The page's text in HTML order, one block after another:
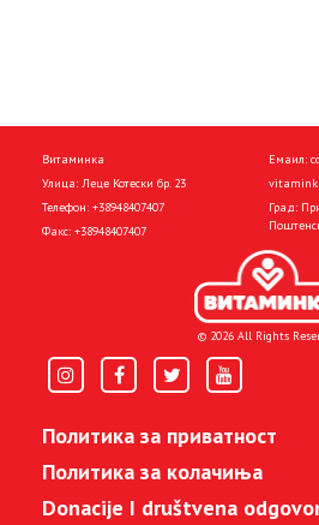
Витаминка
Улица: Леце Котески бр. 23
Телефон: +38948407407
Факс: +38948407407
Емаил:
Град:
© 2026 All Rights
Политика за приватност
Политика за колачиња
Donacije I društvena